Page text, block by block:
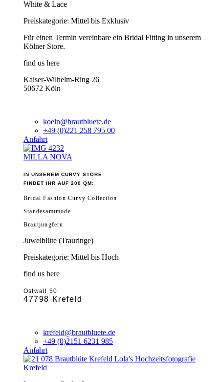
White & Lace
Preiskategorie: Mittel bis Exklusiv
Für einen Termin vereinbare ein Bridal Fitting in unserem
Kölner Store.
find us here
Kaiser-Wilhelm-Ring 26
50672 Köln
koeln@brautbluete.de
+49 (0)221 258 795 00
Anfahrt
MILLA NOVA
IN UNSEREM CURVY STORE
FINDET IHR AUF 200 QM:
Bridal Fashion Curvy Collection
Standesamtmode
Brautjungfern
Juwelblüte (Trauringe)
Preiskategorie: Mittel bis Hoch
find us here
Ostwall 50
47798 Krefeld
krefeld@brautbluete.de
+49 (0)2151 6231 985
Anfahrt
Krefeld